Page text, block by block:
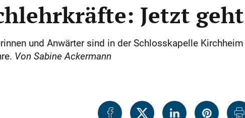
Jetzt
und Anwärter sind in der Schlosskapelle
Von Sabine Ackermann